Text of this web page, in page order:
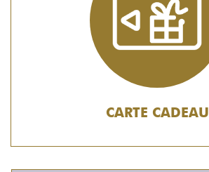
CARTE CADEAU